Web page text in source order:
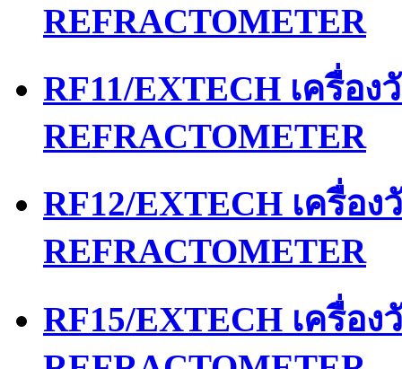
REFRACTOMETER
RF11/EXTECH เครื่อ
REFRACTOMETER
RF12/EXTECH เครื่อ
REFRACTOMETER
RF15/EXTECH เครื่อ